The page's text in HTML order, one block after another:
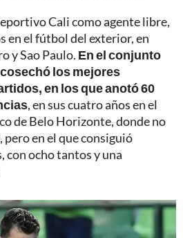
Cali como agente libre,
en el fútbol del exterior, en
y Sao Paulo. En el conjunto
los mejores
en los que anotó 60
, en sus cuatro años en el
de Belo Horizonte, donde no
en el que consiguió
con ocho tantos y una